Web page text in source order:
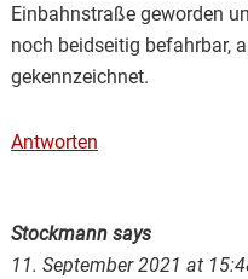
Einbahnstraße geworden
noch beidseitig befahrbar,
gekennzeichnet.
Antworten
Stockmann says
11. September 2021 at